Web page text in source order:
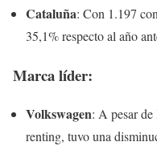
Cataluña: Con 1.197
35,1% respecto al año
Marca líder:
Volkswagen: A pesar
renting, tuvo una